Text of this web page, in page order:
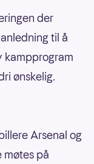
der
til å
kampprogram
ønskelig.
Arsenal og
møtes på